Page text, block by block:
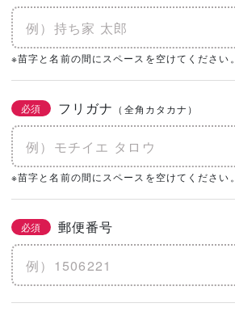
※苗字と名前の間にスペースを空けてください。
必須 フリガナ （全角カタカナ）
※苗字と名前の間にスペースを空けてください。
必須 郵便番号